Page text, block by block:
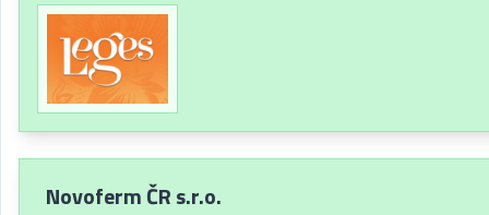
Novoferm ČR s.r.o.